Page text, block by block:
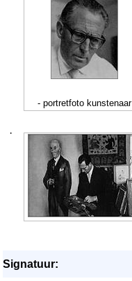
- portretfoto kunstenaar
·
Signatuur: